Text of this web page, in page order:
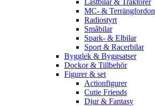
Lastbilar & Traktorer
MC- & Terrängfordon
Radiostyrt
Småbilar
Spark- & Elbilar
Sport & Racerbilar
Bygglek & Byggsatser
Dockor & Tillbehör
Figurer & set
Actionfigurer
Cutie Friends
Djur & Fantasy